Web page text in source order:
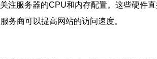
注服务器的CPU和内存配置。这些硬件
务商可以提高网站的访问速度。